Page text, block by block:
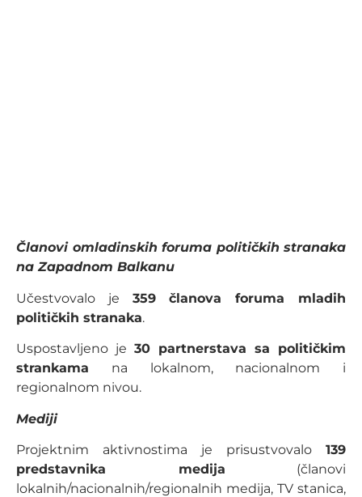
Članovi omladinskih foruma političkih stranaka
na Zapadnom Balkanu
Učestvovalo je 359 članova foruma mladih
političkih stranaka.
Uspostavljeno je 30 partnerstava sa političkim
strankama na lokalnom, nacionalnom i
regionalnom nivou.
Mediji
Projektnim aktivnostima je prisustvovalo 139
predstavnika medija (članovi
lokalnih/nacionalnih/regionalnih medija, TV stanica,